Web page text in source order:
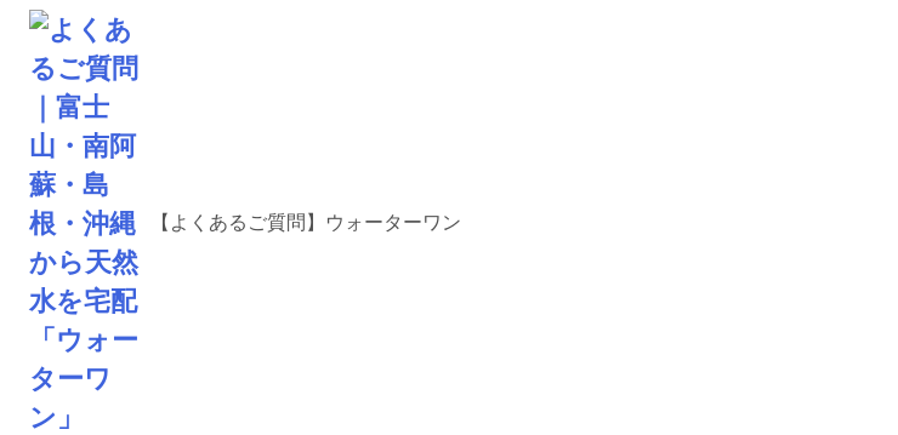
【よくあるご質問】ウォーターワン